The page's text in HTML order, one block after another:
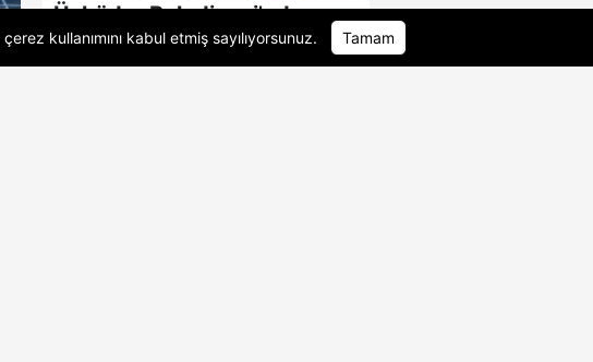
Üsküdar Belediyesi'nde
Başkanvekili Sibel Tan
Çetinkaya..
çerez kullanımını kabul etmiş sayılıyorsunuz. Tamam